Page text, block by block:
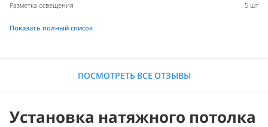
Разметка освещения
5 шт
Показать полный список
ПОСМОТРЕТЬ ВСЕ ОТЗЫВЫ
Установка натяжного потолка